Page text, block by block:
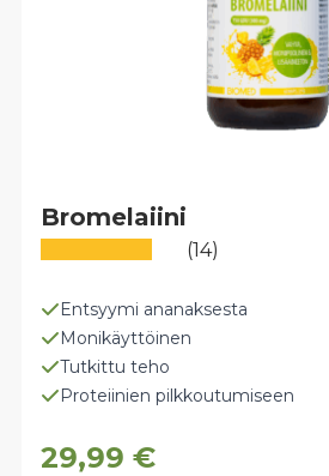
Entsyymi ananaksesta
Monikäyttöinen
Tutkittu teho
Proteiinien pilkkoutumiseen
29,99€
Bromelaiini
(14)